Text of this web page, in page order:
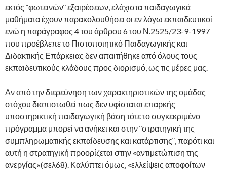
εκτός ¨φωτεινών¨ εξαιρέσεων, ελάχιστα παιδαγωγικά
μαθήματα έχουν παρακολουθήσει οι εν λόγω εκπαιδευτικοί
ενώ η παράγραφος 4 του άρθρου 6 του Ν.2525/23-9-1997
που προέβλεπε το Πιστοποιητικό Παιδαγωγικής και
Διδακτικής Επάρκειας δεν απαιτήθηκε από όλους τους
εκπαιδευτικούς κλάδους προς διορισμό, ως τις μέρες μας.
Αν από την διερεύνηση των χαρακτηριστικών της ομάδας
στόχου διαπιστωθεί πως δεν υφίσταται επαρκής
υποστηρικτική παιδαγωγική βάση τότε το συγκεκριμένο
πρόγραμμα μπορεί να ανήκει και στην ¨στρατηγική της
συμπληρωματικής εκπαίδευσης και κατάρτισης¨, παρότι και
αυτή η στρατηγική προορίζεται στην «αντιμετώπιση της
ανεργίας»(σελ68). Καλύπτει όμως, «ελλείψεις αποφοίτων